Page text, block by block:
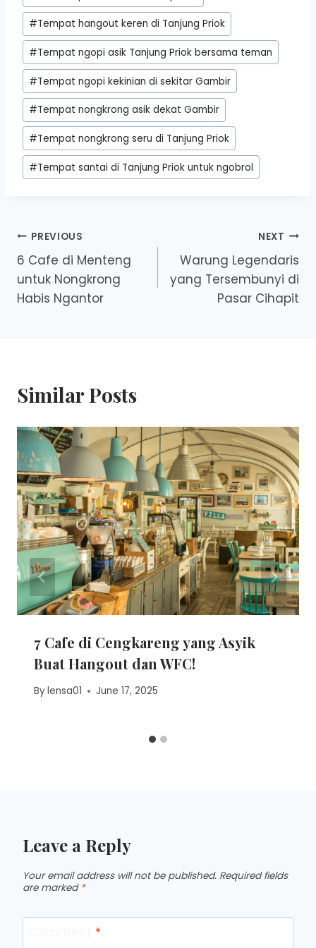
#Tempat hangout keren di Tanjung Priok
#Tempat ngopi asik Tanjung Priok bersama teman
#Tempat ngopi kekinian di sekitar Gambir
#Tempat nongkrong asik dekat Gambir
#Tempat nongkrong seru di Tanjung Priok
#Tempat santai di Tanjung Priok untuk ngobrol
Post
navigation
PREVIOUS
6 Cafe di Menteng
untuk Nongkrong
Habis Ngantor
NEXT
Warung Legendaris
yang Tersembunyi di
Pasar Cihapit
Similar Posts
7 Cafe di Cengkareng yang Asyik
Buat Hangout dan WFC!
Bylensa01 June 17, 2025
Leave a Reply
Your email address will not be published. Required fields
are marked *
*